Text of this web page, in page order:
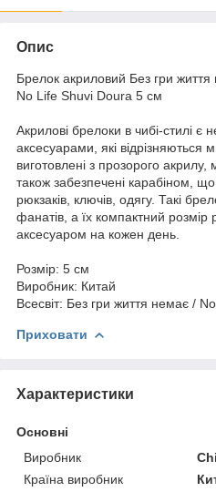
Опис
Брелок акриловий Без гри
No Life Shuvi Doura 5 см
Акрилові брелоки в чибі-стилі
аксесуарами, які
виготовлені з прозорого
також забезпечені карабіном,
рюкзаків, ключів, одягу. Такі
фанатів, а їх компактний розмір
аксесуаром на кожен день.
Розмір: 5 см
Виробник: Китай
Всесвіт: Без гри життя немає /
Приховати
Характеристики
Основні
Виробник
Країна виробник